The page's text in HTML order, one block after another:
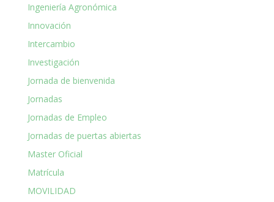
Ingeniería Agronómica
Innovación
Intercambio
Investigación
Jornada de bienvenida
Jornadas
Jornadas de Empleo
Jornadas de puertas abiertas
Master Oficial
Matrícula
MOVILIDAD